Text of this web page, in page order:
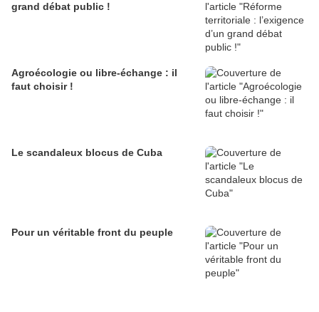
grand débat public !
Agroécologie ou libre-échange : il
faut choisir !
Le scandaleux blocus de Cuba
Pour un véritable front du peuple